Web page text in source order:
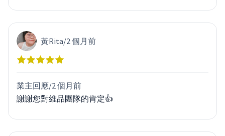
黃Rita/2 個月前
業主回應/2 個月前
謝謝您對維品團隊的肯定👍